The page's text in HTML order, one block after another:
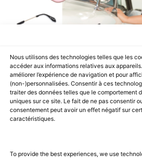
Nous utilisons des technologies telles que les
accéder aux informations relatives aux
améliorer l’expérience de navigation et pour
(non-)personnalisées. Consentir à ces
traiter des données telles que le comportement
uniques sur ce site. Le fait de ne pas consentir
consentement peut avoir un effet négatif sur
caractéristiques.
To provide the best experiences, we use
À DÉCOUVRIR
AMILCAR STYLE
FASHION & STYLE
LIFESTYLE
SHOPPING LIST
Une nouvelle collection